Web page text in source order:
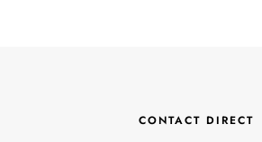
CONTACT DIRECT